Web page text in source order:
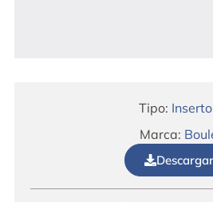
Tipo:
Marca:
Descargar